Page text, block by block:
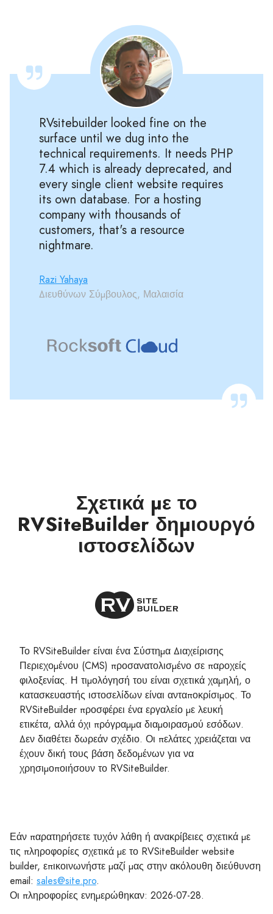
RVsitebuilder looked fine on the
surface until we dug into the
technical requirements. It needs PHP
7.4 which is already deprecated, and
every single client website requires
its own database. For a hosting
company with thousands of
customers, that's a resource
nightmare.
Razi Yahaya
Διευθύνων Σύμβουλος, Μαλαισία
Σχετικά με το
RVSiteBuilder δημιουργό
ιστοσελίδων
Το RVSiteBuilder είναι ένα Σύστημα Διαχείρισης
Περιεχομένου (CMS) προσανατολισμένο σε παροχείς
φιλοξενίας. Η τιμολόγησή του είναι σχετικά χαμηλή, ο
κατασκευαστής ιστοσελίδων είναι ανταποκρίσιμος. Το
RVSiteBuilder προσφέρει ένα εργαλείο με λευκή
ετικέτα, αλλά όχι πρόγραμμα διαμοιρασμού εσόδων.
Δεν διαθέτει δωρεάν σχέδιο. Οι πελάτες χρειάζεται να
έχουν δική τους βάση δεδομένων για να
χρησιμοποιήσουν το RVSiteBuilder.
Εάν παρατηρήσετε τυχόν λάθη ή ανακρίβειες σχετικά με
τις πληροφορίες σχετικά με το RVSiteBuilder website
builder, επικοινωνήστε μαζί μας στην ακόλουθη διεύθυνση
email: sales@site.pro.
Οι πληροφορίες ενημερώθηκαν: 2026-07-28.